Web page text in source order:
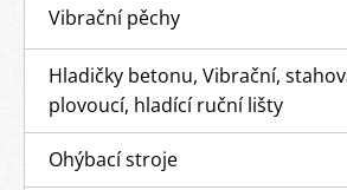
Vibrační pěchy
Hladičky betonu, Vibrační,
plovoucí, hladící ruční lišty
Ohýbací stroje